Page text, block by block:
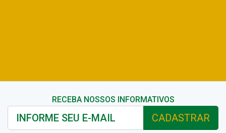
RECEBA NOSSOS INFORMATIVOS
CADASTRAR